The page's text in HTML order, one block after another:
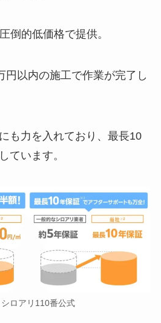
倒的低価格で提供。
円以内の施工で作業が完了し
も力を入れており、最長10
ています。
ロアリ110番公式